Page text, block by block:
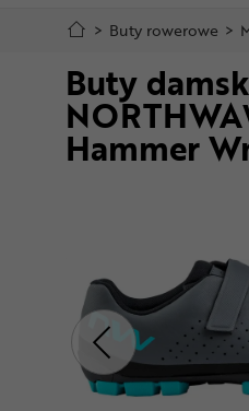
Szczegółowe
Stopka
Mapa
Odzież
Kaski
Buty
Nowości
Superoferta
> Buty rowerowe >
Buty
Hammer